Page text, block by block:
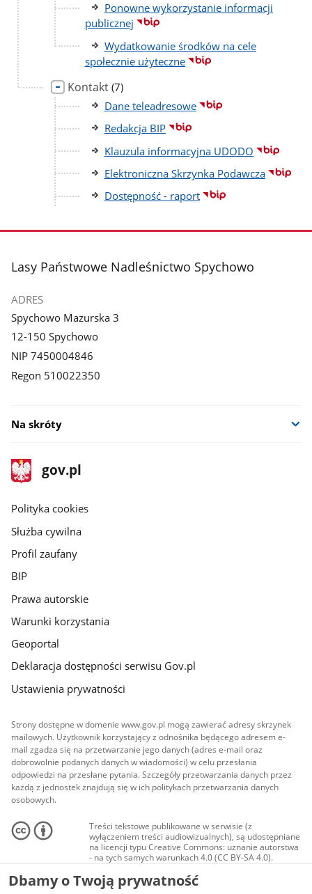
Ponowne wykorzystanie informacji
publicznej
Wydatkowanie środków na cele
społecznie użyteczne
Kontakt liczba
podstron
(7)
Dane teleadresowe
Redakcja BIP
Klauzula informacyjna UDODO
Elektroniczna Skrzynka Podawcza
Dostępność - raport
stopka
Lasy Państwowe Nadleśnictwo Spychowo
ADRES
Spychowo Mazurska 3
12-150 Spychowo
NIP 7450004846
Regon 510022350
Na skróty
stopka
gov.pl
Strona
gov.pl
gov.pl
Polityka cookies
Służba cywilna
Profil zaufany
BIP
Prawa autorskie
Warunki korzystania
Geoportal
Deklaracja dostępności serwisu Gov.pl
Ustawienia prywatności
Strony dostępne w domenie www.gov.pl mogą zawierać adresy skrzynek
mailowych. Użytkownik korzystający z odnośnika będącego adresem e-
mail zgadza się na przetwarzanie jego danych (adres e-mail oraz
dobrowolnie podanych danych w wiadomości) w celu przesłania
odpowiedzi na przesłane pytania. Szczegóły przetwarzania danych przez
każdą z jednostek znajdują się w ich politykach przetwarzania danych
osobowych.
Treści tekstowe publikowane w serwisie (z
wyłączeniem treści audiowizualnych), są udostępniane
na licencji typu Creative Commons: uznanie autorstwa
- na tych samych warunkach 4.0 (CC BY-SA 4.0).
Materiały audiowizualne, w tym zdjęcia, materiały
audio i wideo, są udostępniane na licencji typu
Creative Commons: uznanie autorstwa użycie
Dbamy o Twoją prywatność